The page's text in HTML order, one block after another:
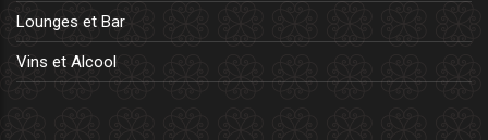
Lounges et Bar
Vins et Alcool